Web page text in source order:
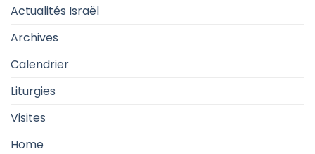
Actualités Israël
Archives
Calendrier
Liturgies
Visites
Home